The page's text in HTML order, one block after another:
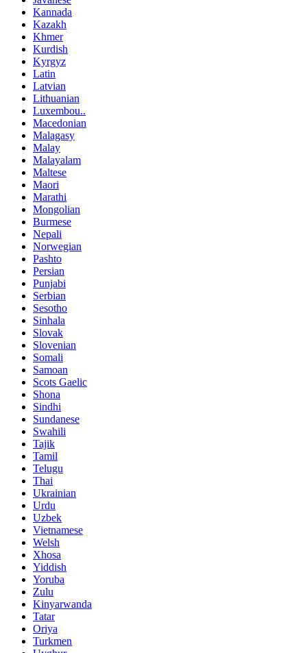
Kannada
Kazakh
Khmer
Kurdish
Kyrgyz
Latin
Latvian
Lithuanian
Luxembou..
Macedonian
Malagasy
Malay
Malayalam
Maltese
Maori
Marathi
Mongolian
Burmese
Nepali
Norwegian
Pashto
Persian
Punjabi
Serbian
Sesotho
Sinhala
Slovak
Slovenian
Somali
Samoan
Scots Gaelic
Shona
Sindhi
Sundanese
Swahili
Tajik
Tamil
Telugu
Thai
Ukrainian
Urdu
Uzbek
Vietnamese
Welsh
Xhosa
Yiddish
Yoruba
Zulu
Kinyarwanda
Tatar
Oriya
Turkmen